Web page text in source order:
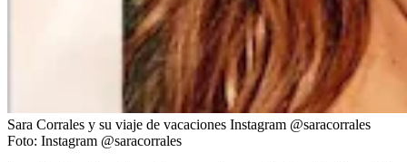
Sara Corrales y su viaje de vacaciones Instagram @saracorrales
Foto: Instagram @saracorrales